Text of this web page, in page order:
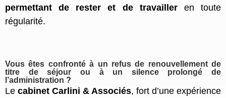
permettant de rester et de travailleren toute
régularité.
Vous êtes confronté à un refus de renouvellement de
titre de séjour ou à un silence prolongé de
l’administration ?
Le cabinet Carlini & Associés, fort d’une expérience